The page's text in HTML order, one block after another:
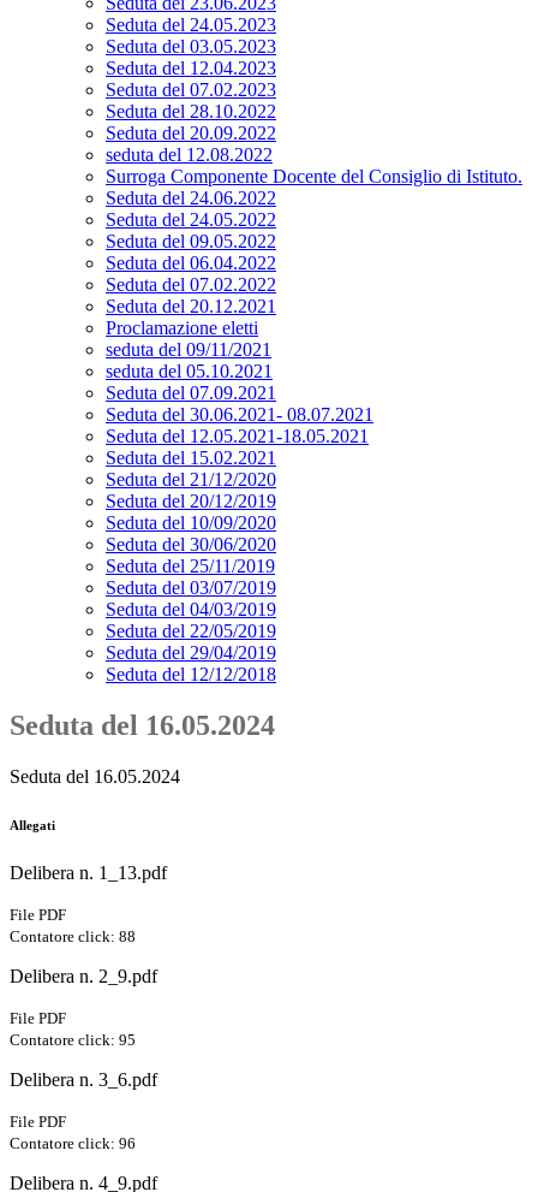
Seduta del 24.05.2023
Seduta del 03.05.2023
Seduta del 12.04.2023
Seduta del 07.02.2023
Seduta del 28.10.2022
Seduta del 20.09.2022
seduta del 12.08.2022
Surroga Componente Docente del Consiglio di Istituto.
Seduta del 24.06.2022
Seduta del 24.05.2022
Seduta del 09.05.2022
Seduta del 06.04.2022
Seduta del 07.02.2022
Seduta del 20.12.2021
Proclamazione eletti
seduta del 09/11/2021
seduta del 05.10.2021
Seduta del 07.09.2021
Seduta del 30.06.2021- 08.07.2021
Seduta del 12.05.2021-18.05.2021
Seduta del 15.02.2021
Seduta del 21/12/2020
Seduta del 20/12/2019
Seduta del 10/09/2020
Seduta del 30/06/2020
Seduta del 25/11/2019
Seduta del 03/07/2019
Seduta del 04/03/2019
Seduta del 22/05/2019
Seduta del 29/04/2019
Seduta del 12/12/2018
Seduta del 16.05.2024
Seduta del 16.05.2024
Allegati
Delibera n. 1_13.pdf
File PDF
Contatore click: 88
Delibera n. 2_9.pdf
File PDF
Contatore click: 95
Delibera n. 3_6.pdf
File PDF
Contatore click: 96
Delibera n. 4_9.pdf